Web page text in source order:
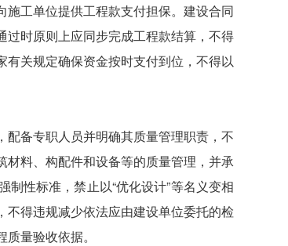
工单位提供工程款支付担保。建设合同
时原则上应同步完成工程款结算，不得
关规定确保资金按时支付到位，不得以
备专职人员并明确其质量管理职责，不
料、构配件和设备等的质量管理，并承
性标准，禁止以“优化设计”等名义变相
得违规减少依法应由建设单位委托的检
量验收依据。